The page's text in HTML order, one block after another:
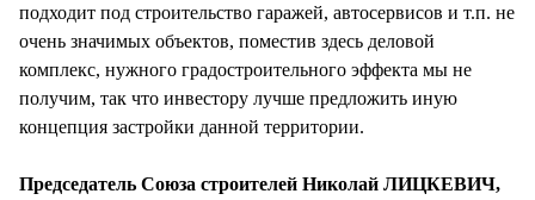
подходит под строительство гаражей, автосервисов и т.п. не
очень значимых объектов, поместив здесь деловой
комплекс, нужного градостроительного эффекта мы не
получим, так что инвестору лучше предложить иную
концепция застройки данной территории.
Председатель Союза строителей Николай ЛИЦКЕВИЧ,